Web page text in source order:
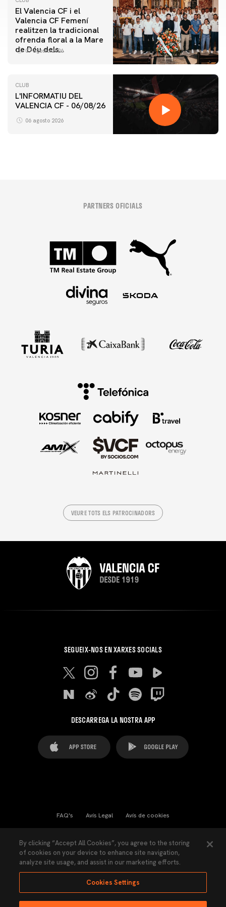
El Valencia CF i el
Valencia CF Femení
realitzen la tradicional
ofrenda floral a la Mare
de Déu dels
07 agosto 2026
CLUB
L'INFORMATIU DEL
VALENCIA CF - 06/08/26
06 agosto 2026
PARTNERS OFICIALS
VEURE TOTS ELS PATROCINADORS
SEGUEIX-NOS EN XARXES SOCIALS
DESCARREGA LA NOSTRA APP
FAQ's Avís Legal Avís de cookies
Llei de Transparència Política de Privacitat
Accessibilitat
By clicking “Accept All Cookies”, you agree to the storing
of cookies on your device to enhance site navigation,
analyze site usage, and assist in our marketing efforts.
Cookies Settings